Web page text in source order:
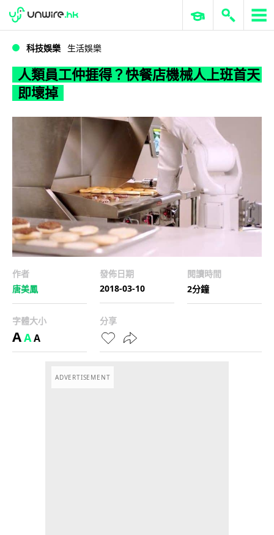
WWDC 2026 ERP 與商業 AI
科技娛樂 生活娛樂
人類員工仲捱得？快餐店機械人上班首天
即壞掉
作者
唐美鳳
發佈日期
2018-03-10
閱讀時間
2分鐘
字體大小
AAA
分享
ADVERTISEMENT